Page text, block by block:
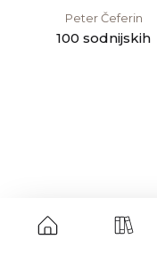
Peter Čeferin
100 sodnijskih